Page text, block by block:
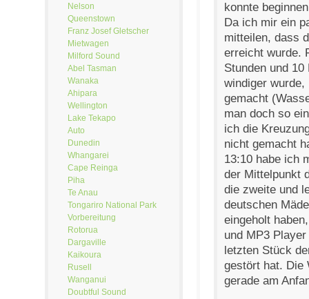
Nelson
Queenstown
Franz Josef Gletscher
Mietwagen
Milford Sound
Abel Tasman
Wanaka
Ahipara
Wellington
Lake Tekapo
Auto
Dunedin
Whangarei
Cape Reinga
Piha
Te Anau
Tongariro National Park
Vorbereitung
Rotorua
Dargaville
Kaikoura
Rusell
Wanganui
Doubtful Sound
konnte
Da ich mir ein
mitteilen, dass
erreicht wurde.
Stunden und
windiger wurde,
gemacht
man doch so
ich die
nicht gemacht
13:10 habe ich
der Mittelpunkt
die zweite und
deutschen
eingeholt
und MP3
letzten Stück
gestört hat. Die
gerade am